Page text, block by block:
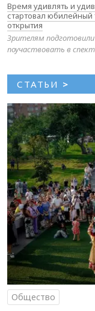
Время удивлять и
стартовал юбилейный
открытия
Зрителям
поучаствовать в
СТАТЬИ >
Общество